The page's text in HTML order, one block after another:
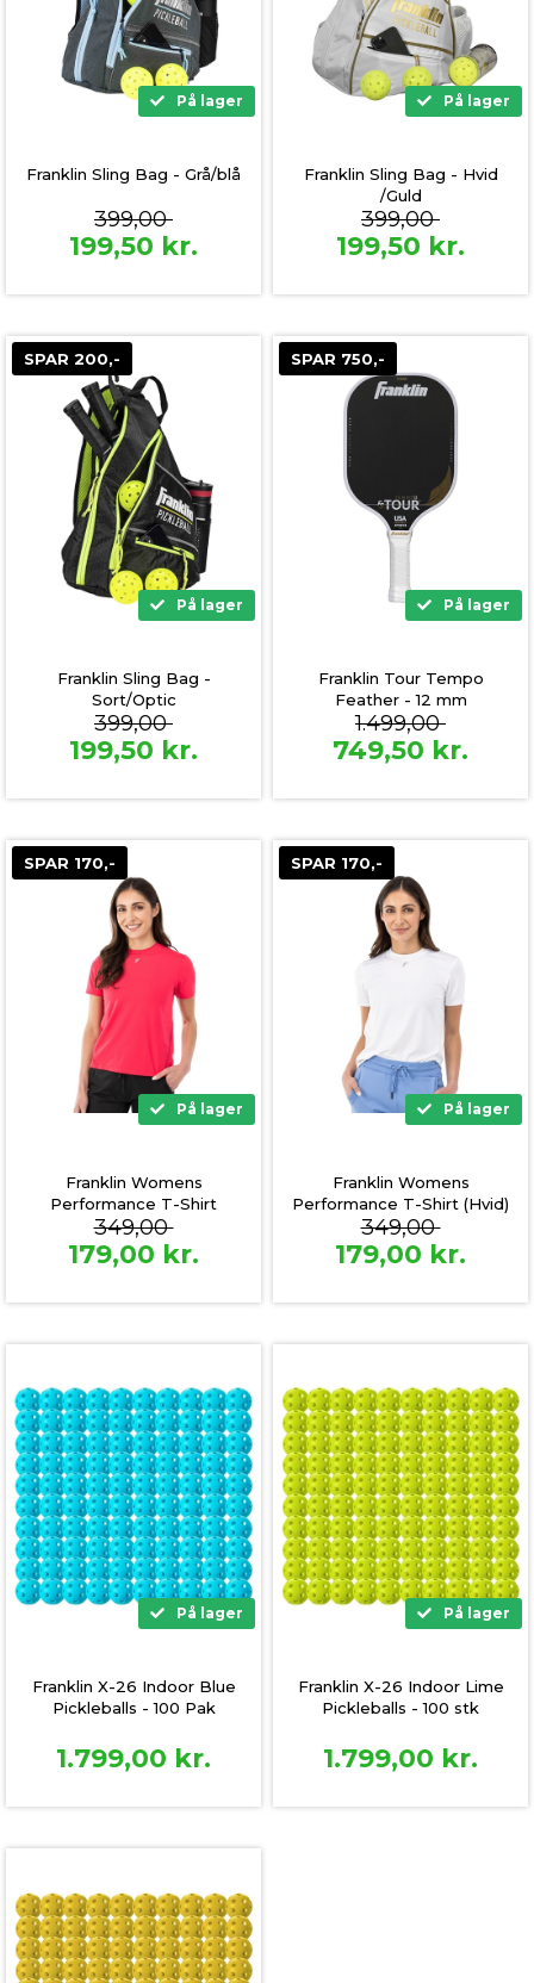
På lager
Franklin Sling Bag - Grå/blå
399,00
199,50 kr.
På lager
Franklin Sling Bag - Hvid
/Guld
399,00
199,50 kr.
SPAR 200,-
På lager
Franklin Sling Bag -
Sort/Optic
399,00
199,50 kr.
SPAR 750,-
På lager
Franklin Tour Tempo
Feather - 12 mm
1.499,00
749,50 kr.
SPAR 170,-
På lager
Franklin Womens
Performance T-Shirt
(Azalea)
349,00
179,00 kr.
SPAR 170,-
På lager
Franklin Womens
Performance T-Shirt (Hvid)
349,00
179,00 kr.
På lager
Franklin X-26 Indoor Blue
Pickleballs - 100 Pak
1.799,00 kr.
På lager
Franklin X-26 Indoor Lime
Pickleballs - 100 stk
1.799,00 kr.